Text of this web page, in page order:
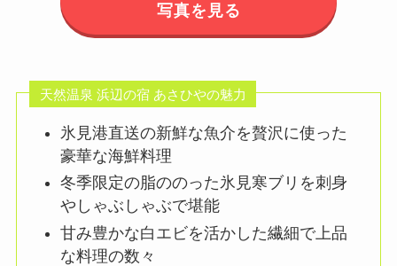
写真を見る
天然温泉 浜辺の宿 あさひやの魅力
氷見港直送の新鮮な魚介を贅沢に使った
豪華な海鮮料理
冬季限定の脂ののった氷見寒ブリを刺身
やしゃぶしゃぶで堪能
甘み豊かな白エビを活かした繊細で上品
な料理の数々